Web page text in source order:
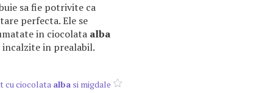
sa fie potrivite ca
perfecta. Ele se
in ciocolata alba
incalzite in prealabil.
cu ciocolata alba si migdale